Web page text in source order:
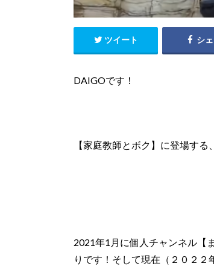
ツイート シ
DAIGOです！
【家庭教師とボク】に登場する
2021年1月に個人チャンネル【
りです！そして現在（２０２２